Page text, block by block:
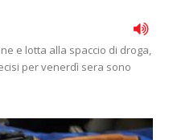
e lotta alla spaccio di droga,
per venerdì sera sono